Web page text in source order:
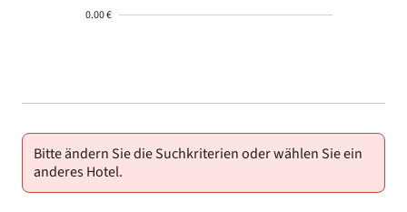
0.00 €
01-02
Bitte ändern Sie die Suchkriterien oder wählen Sie ein
anderes Hotel.